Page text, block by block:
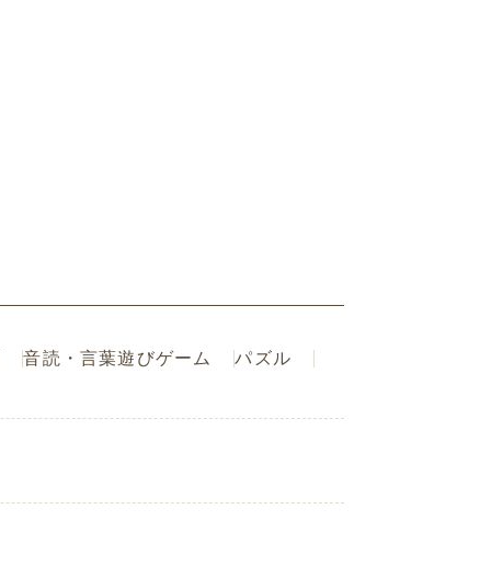
音読・言葉遊びゲーム
パズル